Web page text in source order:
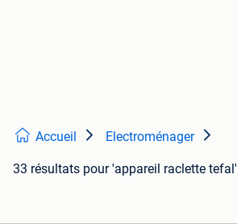
Accueil Electroménager
33 résultats pour 'appareil raclette tefal'